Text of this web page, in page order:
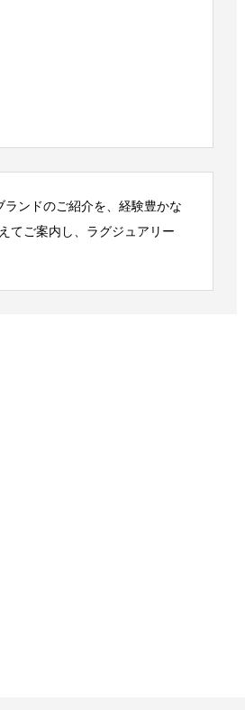
ンドのご紹介を、経験豊かな
てご案内し、ラグジュアリー